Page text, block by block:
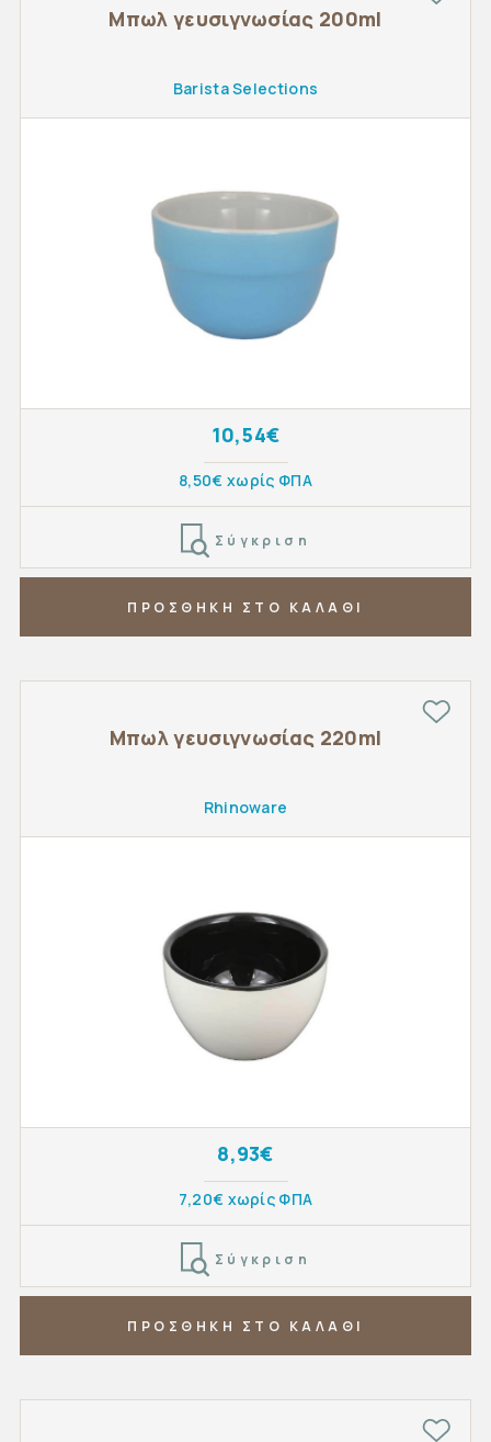
Μπωλ γευσιγνωσίας 200ml
Barista Selections
10,54€
8,50€ χωρίς ΦΠΑ
Σύγκριση
ΠΡΟΣΘΗΚΗ ΣΤΟ ΚΑΛΑΘΙ
Μπωλ γευσιγνωσίας 220ml
Rhinoware
8,93€
7,20€ χωρίς ΦΠΑ
Σύγκριση
ΠΡΟΣΘΗΚΗ ΣΤΟ ΚΑΛΑΘΙ